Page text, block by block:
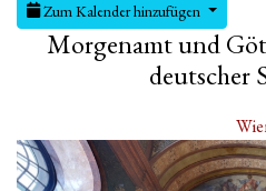
Zum Kalender hinzufügen
Morgenamt und
deutscher